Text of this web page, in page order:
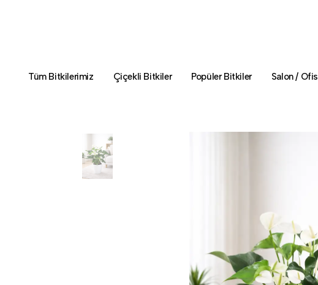
Tüm Bitkilerimiz Çiçekli Bitkiler Popüler Bitkiler Salon /